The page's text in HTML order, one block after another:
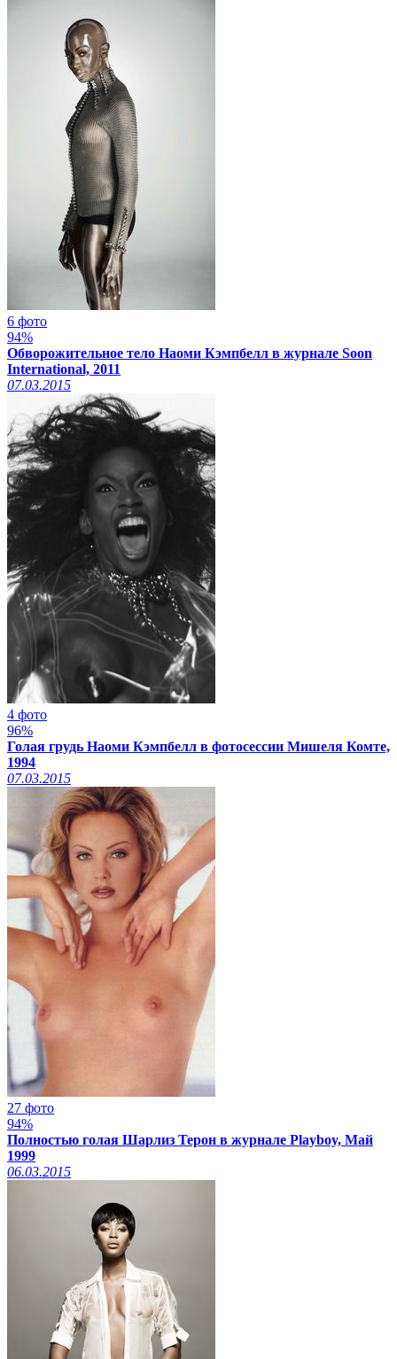
6 фото
94%
Обворожительное тело Наоми Кэмпбелл в журнале Soon
International, 2011
07.03.2015
4 фото
96%
Голая грудь Наоми Кэмпбелл в фотосессии Мишеля Комте,
1994
07.03.2015
27 фото
94%
Полностью голая Шарлиз Терон в журнале Playboy, Май
1999
06.03.2015